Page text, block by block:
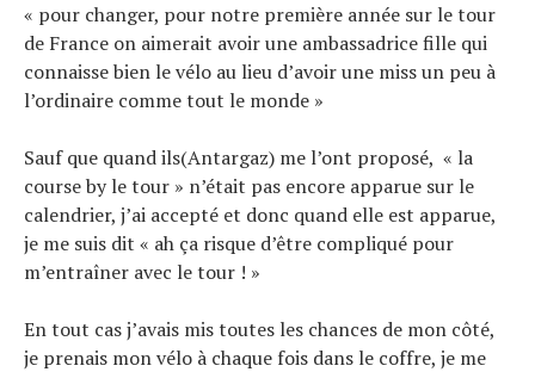
« pour changer, pour notre première année sur le tour
de France on aimerait avoir une ambassadrice fille qui
connaisse bien le vélo au lieu d’avoir une miss un peu à
l’ordinaire comme tout le monde »
Sauf que quand ils(Antargaz) me l’ont proposé, « la
course by le tour » n’était pas encore apparue sur le
calendrier, j’ai accepté et donc quand elle est apparue,
je me suis dit « ah ça risque d’être compliqué pour
m’entraîner avec le tour ! »
En tout cas j’avais mis toutes les chances de mon côté,
je prenais mon vélo à chaque fois dans le coffre, je me
Actualités
Technologies
Tests de produits
Tendances